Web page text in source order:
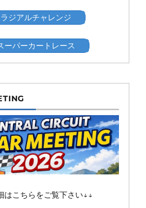
ラジアルチャレンジ
ーパーカートレース
はこちらをご覧下さい↓↓